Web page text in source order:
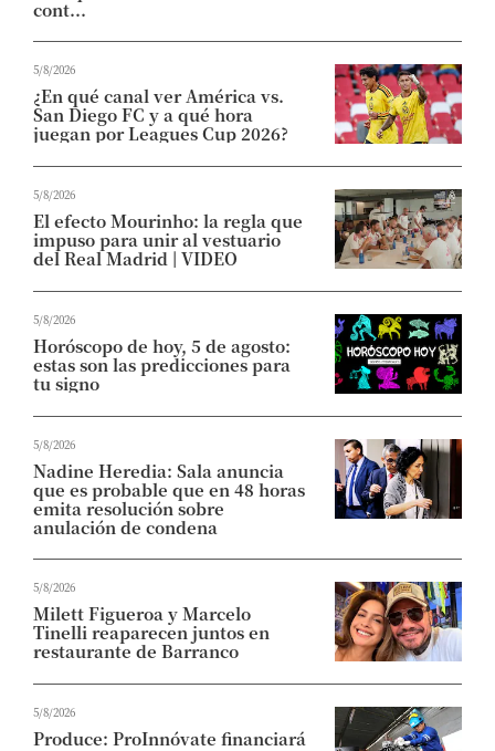
cont...
5/8/2026
¿En qué canal ver América vs.
San Diego FC y a qué hora
juegan por Leagues Cup 2026?
5/8/2026
El efecto Mourinho: la regla que
impuso para unir al vestuario
del Real Madrid | VIDEO
5/8/2026
Horóscopo de hoy, 5 de agosto:
estas son las predicciones para
tu signo
5/8/2026
Nadine Heredia: Sala anuncia
que es probable que en 48 horas
emita resolución sobre
anulación de condena
5/8/2026
Milett Figueroa y Marcelo
Tinelli reaparecen juntos en
restaurante de Barranco
5/8/2026
Produce: ProInnóvate financiará